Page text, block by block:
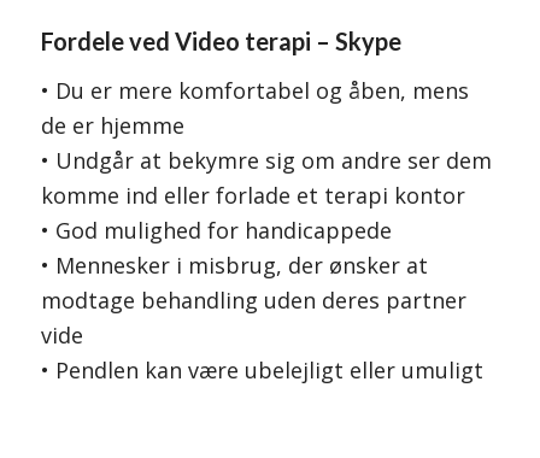
Fordele ved Video terapi – Skype
• Du er mere komfortabel og åben, mens
de er hjemme
• Undgår at bekymre sig om andre ser dem
komme ind eller forlade et terapi kontor
• God mulighed for handicappede
• Mennesker i misbrug, der ønsker at
modtage behandling uden deres partner
vide
• Pendlen kan være ubelejligt eller umuligt